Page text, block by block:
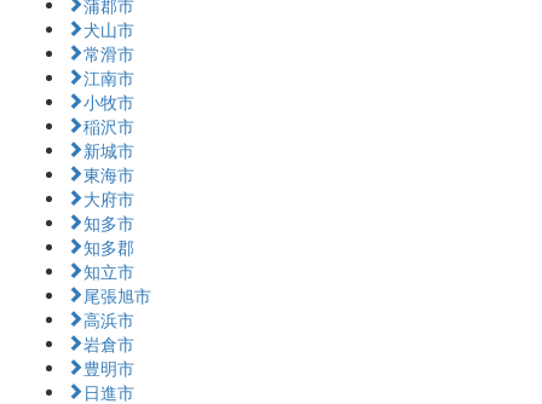
犬山市
常滑市
江南市
小牧市
稲沢市
新城市
東海市
大府市
知多市
知多郡
知立市
尾張旭市
高浜市
岩倉市
豊明市
日進市